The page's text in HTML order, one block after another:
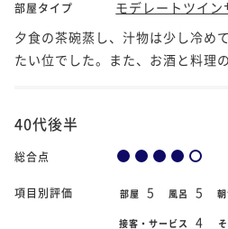
部屋タイプ
モデレートツイン
夕食の茶碗蒸し、汁物は少し冷め
たい位でした。また、お酒と料理
40代後半
総合点
項目別評価 部屋 5 風呂 5
接客・サービス 4